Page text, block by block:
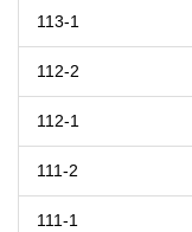
113-1
112-2
112-1
111-2
111-1